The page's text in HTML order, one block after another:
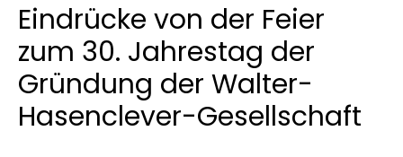
Eindrücke von der Feier
zum 30. Jahrestag der
Gründung der Walter-
Hasenclever-Gesellschaft